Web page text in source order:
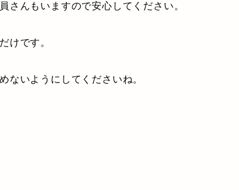
さんもいますので安心してください。
けです。
ないようにしてくださいね。